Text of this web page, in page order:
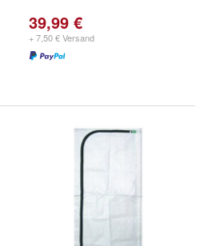
39,99 €
+ 7,50 € Versand